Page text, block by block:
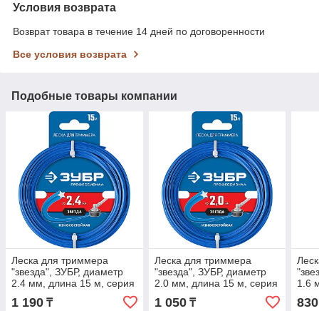
Условия возврата
Возврат товара в течение 14 дней по договоренности
Все условия возврата
Подобные товары компании
Леска для триммера
"звезда", ЗУБР, диаметр
2.4 мм, длина 15 м, серия
"Профессионал" (71020-
2.4)
1 190 ₸
Леска для триммера
"звезда", ЗУБР, диаметр
2.0 мм, длина 15 м, серия
"Профессионал" (71020-
2.0)
1 050₸
1.6
1.6)
830